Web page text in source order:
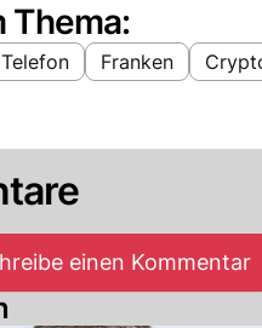
Thema:
Telefon Franken
einen Kommentar